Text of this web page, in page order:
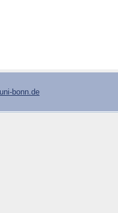
bonn.de